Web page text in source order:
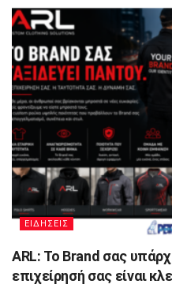
ΕΙΔΗΣΕΙΣ
ARL: Το Brand σας
επιχείρησή σας είναι